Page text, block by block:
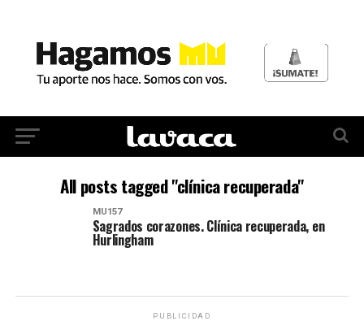
All posts tagged "clínica recuperada"
MU157
Sagrados corazones. Clínica recuperada, en
Hurlingham
PUBLICIDAD